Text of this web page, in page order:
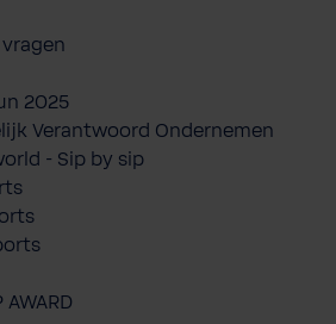
2025
Verantwoord Ondernemen
- Sip by sip
AWARD